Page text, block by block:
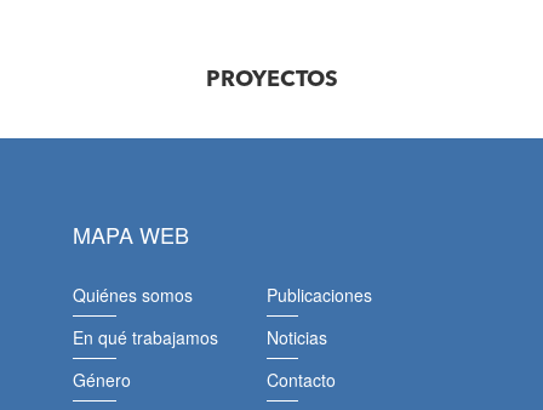
PROYECTOS
MAPA WEB
Quiénes somos
En qué trabajamos
Género
Publicaciones
Noticias
Contacto